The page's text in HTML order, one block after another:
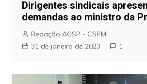
Dirigentes sindicais
demandas ao ministro da
Redação AGSP - CSPM
31 de janeiro de 2023
1